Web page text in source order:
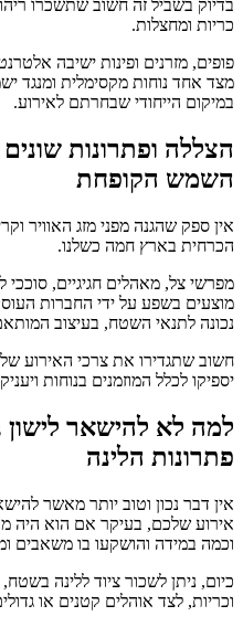
בדיוק בשביל זה חשוב שתשכרו
כריות ומחצלות.
פופים, מזרנים ופינות ישיבה
מצד אחד נוחות מקסימלית ומנגד
במיקום הייחודי שבחרתם לאירוע.
הצללה ופתרונות
השמש הקופחת
אין ספק שהגנה מפני מזג האוויר
הכרחית בארץ חמה כשלנו.
מפרשי צל, מאהלים חגיגיים, סוככי
מוצעים בשפע על ידי החברות
נכונה לתנאי השטח, בעיצוב
חשוב שתגדירו את צרכי האירוע
יספיקו לכלל המוזמנים בנוחות
למה לא להישאר
פתרונות הלינה
אין דבר נכון וטוב יותר מאשר
אירוע שלכם, בעיקר אם הוא היה
וכמה במידה והושקעו בו משאבים
כיום, ניתן לשכור ציוד ללינה
וכריות, לצד אוהלים קטנים או